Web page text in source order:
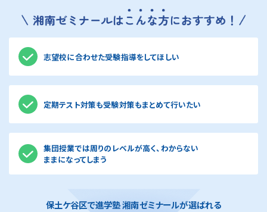
瀬谷区
都筑区 戸塚区
保土ケ谷
区
南区 鶴見区
宮前区
相模原市
座間市
茅ヶ崎市
平塚市
藤沢市
大和市
志望校に合わせた受験指導をしてほしい
定期テスト対策も受験対策もまとめて行いたい
集団授業では周りのレベルが高く、わからない
ままになってしまう
保土ケ谷区で進学塾 湘南ゼミナールが選ばれる